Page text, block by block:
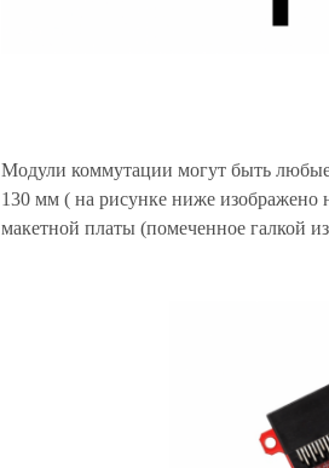
Модули коммутации могут быть любые,
130 мм ( на рисунке ниже изображено
макетной платы (помеченное галкой